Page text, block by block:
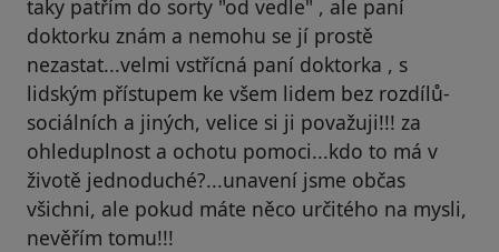
taky patřím do sorty "od vedle" , ale paní
doktorku znám a nemohu se jí prostě
nezastat...velmi vstřícná paní doktorka , s
lidským přístupem ke všem lidem bez rozdílů-
sociálních a jiných, velice si ji považuji!!! za
ohleduplnost a ochotu pomoci...kdo to má v
životě jednoduché?...unavení jsme občas
všichni, ale pokud máte něco určitého na mysli,
nevěřím tomu!!!